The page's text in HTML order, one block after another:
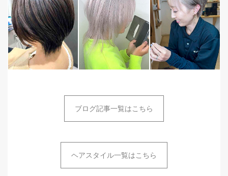
ブログ記事一覧はこちら
ヘアスタイル一覧はこちら